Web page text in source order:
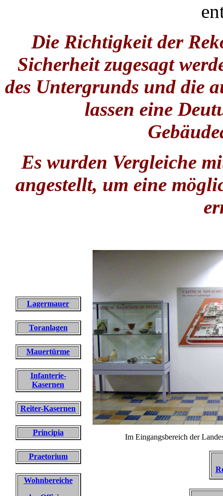
Die Richtigkeit der
Sicherheit zugesagt
des Untergrunds und die
lassen eine
Es wurden Vergleiche
angestellt, um eine
Lagermauer
Toranlagen
Mauertürme
Infanterie-
Kasernen
Reiter-Kasernen
Principia
Praetorium
Wohnbereiche
Im Eingangsbereich der